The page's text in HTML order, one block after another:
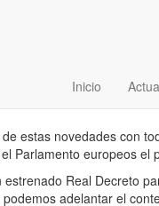
Inicio
para la
11 de noviembre,
estas novedades con
Parlamento europeos el
Real Decreto
adelantar el